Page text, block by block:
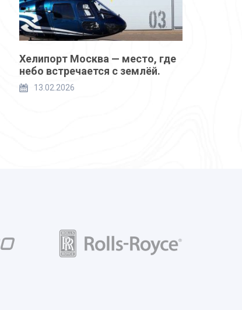
Хелипорт Москва — место, где
небо встречается с землёй.
13.02.2026